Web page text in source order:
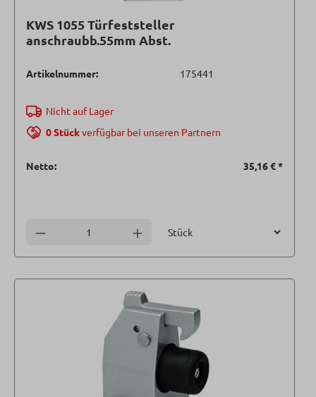
KWS 1055 Türfeststeller
anschraubb.55mm Abst.
Artikelnummer: 175441
Nicht auf Lager
0 Stückverfügbar bei unseren Partnern
Netto: 35,16 €*
Anzahl verringern Anzahl erhöhen